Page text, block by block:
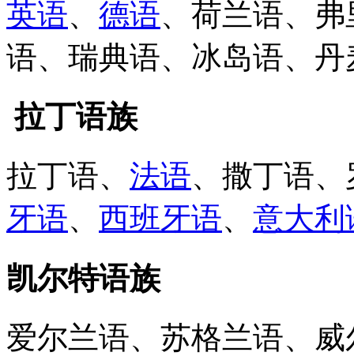
英语、 德语、荷兰语、
语、瑞典语、冰岛语、丹
拉丁语族
拉丁语、 法语、撒丁语
牙语、 西班牙语、 意大利
凯尔特语族
爱尔兰语、苏格兰语、